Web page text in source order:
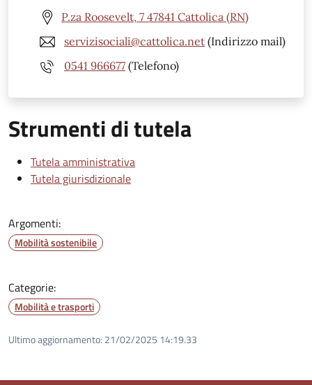
P.za Roosevelt, 7 47841 Cattolica (RN)
servizisociali@cattolica.net (Indirizzo mail)
0541 966677 (Telefono)
Strumenti di tutela
Tutela amministrativa
Tutela giurisdizionale
Argomenti:
Mobilità sostenibile
Categorie:
Mobilità e trasporti
Ultimo aggiornamento: 21/02/2025 14:19.33